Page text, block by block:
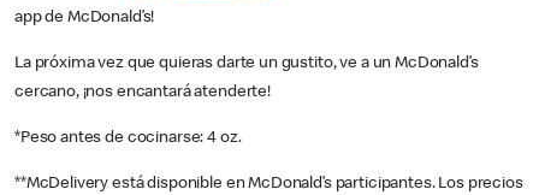
app de McDonald’s!
La próxima vez que quieras darte un gustito, ve a un McDonald’s
cercano, ¡nos encantará atenderte!
*Peso antes de cocinarse: 4 oz.
**McDelivery está disponible en McDonald’s participantes. Los precios